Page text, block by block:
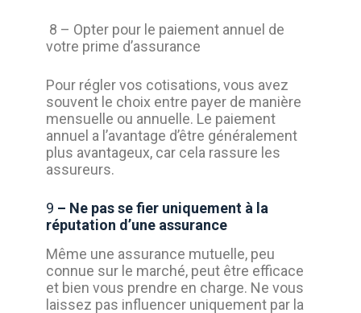
8 – Opter pour le paiement annuel de
votre prime d’assurance
Pour régler vos cotisations, vous avez
souvent le choix entre payer de manière
mensuelle ou annuelle. Le paiement
annuel a l’avantage d’être généralement
plus avantageux, car cela rassure les
assureurs.
9 – Ne pas se fier uniquement à la
réputation d’une assurance
Même une assurance mutuelle, peu
connue sur le marché, peut être efficace
et bien vous prendre en charge. Ne vous
laissez pas influencer uniquement par la